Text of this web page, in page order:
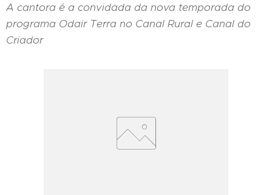
A cantora é a convidada da nova temporada do
programa Odair Terra no Canal Rural e Canal do
Criador